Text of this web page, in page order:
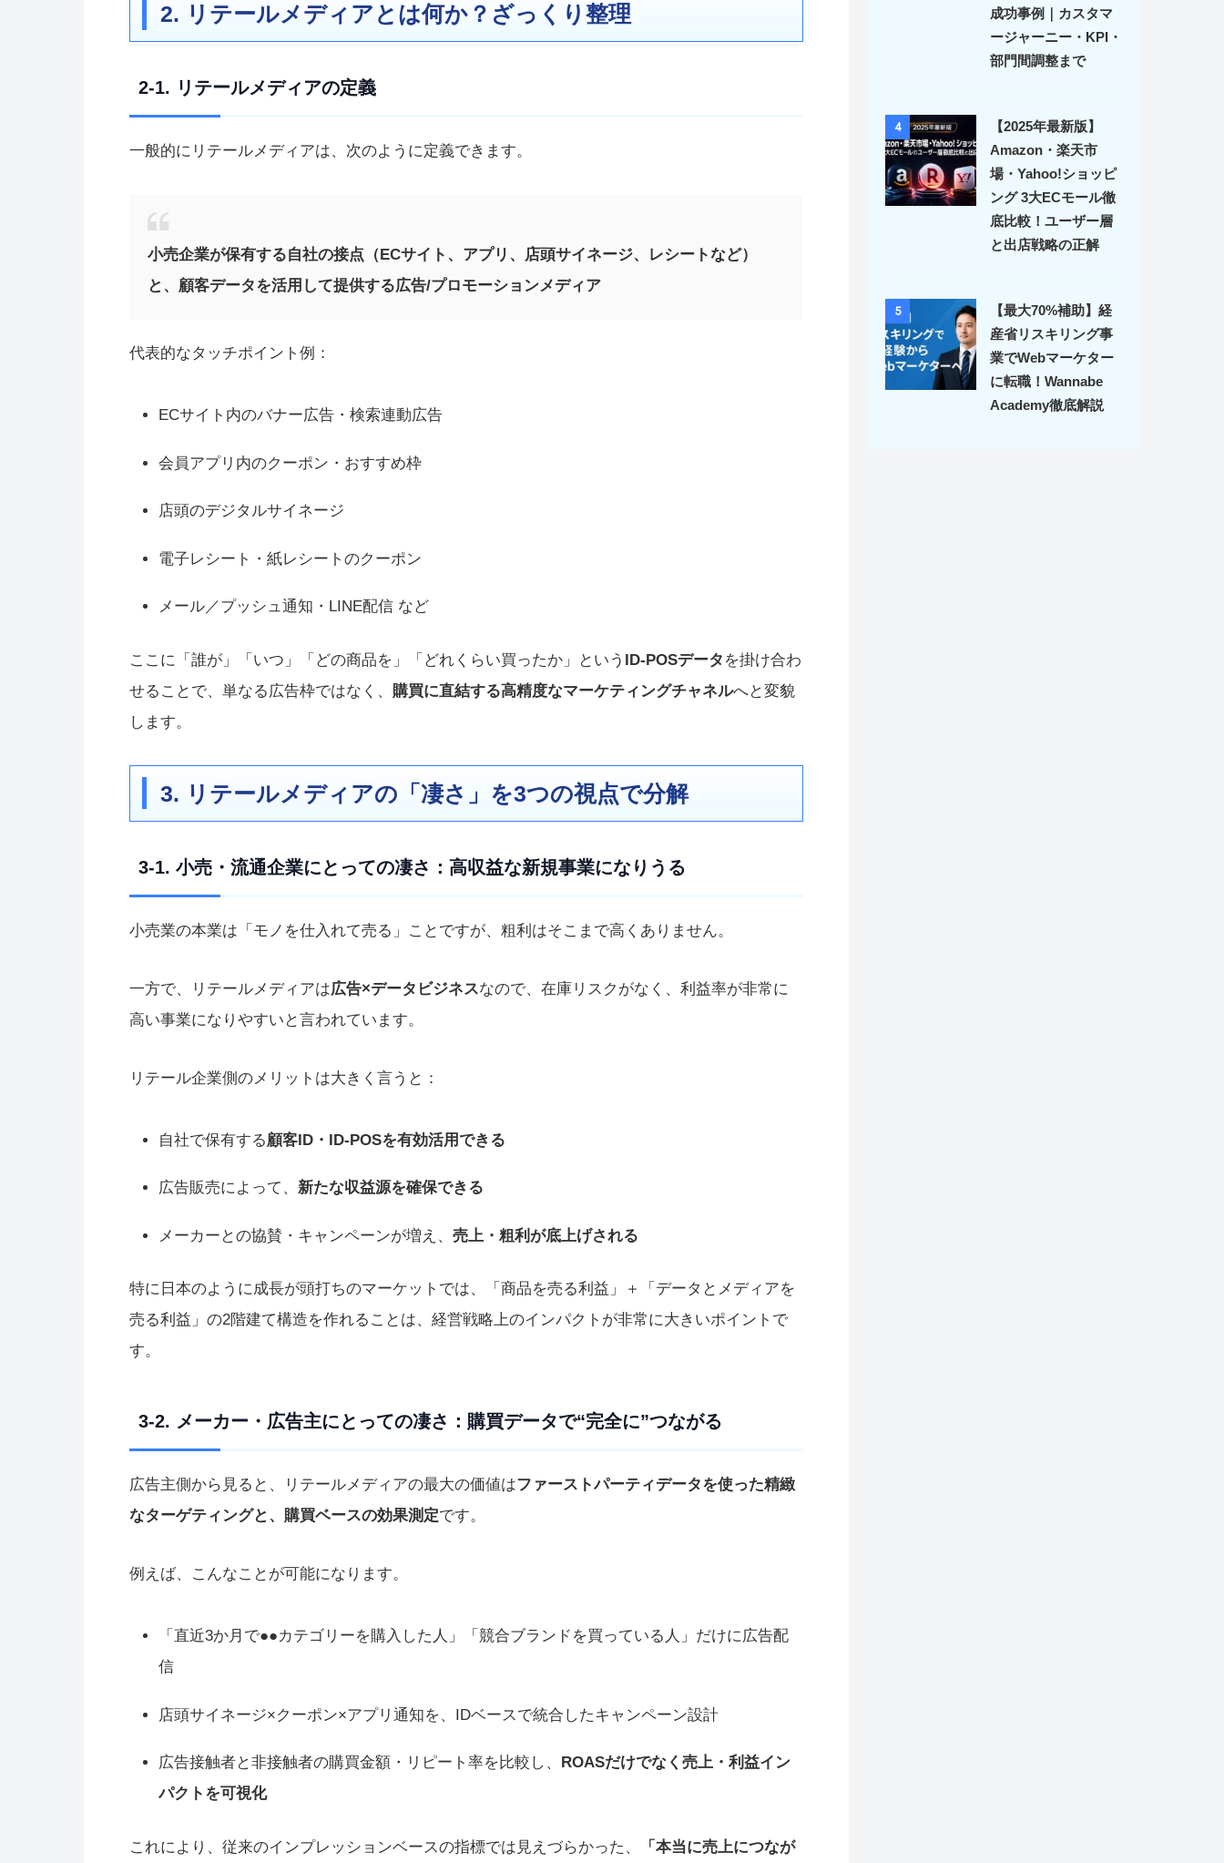
2. リテールメディアとは何か？ざっくり整理
2-1. リテールメディアの定義
一般的にリテールメディアは、次のように定義できます。
小売企業が保有する自社の接点（ECサイト、アプリ、店頭サイネージ、レシートなど）
と、顧客データを活用して提供する広告/プロモーションメディア
代表的なタッチポイント例：
ECサイト内のバナー広告・検索連動広告
会員アプリ内のクーポン・おすすめ枠
店頭のデジタルサイネージ
電子レシート・紙レシートのクーポン
メール／プッシュ通知・LINE配信 など
ここに「誰が」「いつ」「どの商品を」「どれくらい買ったか」という ID-POSデータ を掛け合わ
せることで、単なる広告枠ではなく、 購買に直結する高精度なマーケティングチャネルへと変貌
します。
3. リテールメディアの「凄さ」を3つの視点で分解
3-1. 小売・流通企業にとっての凄さ：高収益な新規事業になりうる
小売業の本業は「モノを仕入れて売る」ことですが、粗利はそこまで高くありません。
一方で、リテールメディアは広告×データビジネスなので、在庫リスクがなく、利益率が非常に
高い事業になりやすいと言われています。
リテール企業側のメリットは大きく言うと：
自社で保有する顧客ID・ID-POSを有効活用できる
広告販売によって、 新たな収益源を確保できる
メーカーとの協賛・キャンペーンが増え、 売上・粗利が底上げされる
特に日本のように成長が頭打ちのマーケットでは、「商品を売る利益」＋「データとメディアを
売る利益」の2階建て構造を作れることは、経営戦略上のインパクトが非常に大きいポイントで
す。
3-2. メーカー・広告主にとっての凄さ：購買データで“完全に”つながる
広告主側から見ると、リテールメディアの最大の価値はファーストパーティデータを使った精緻
なターゲティングと、購買ベースの効果測定です。
例えば、こんなことが可能になります。
「直近3か月で●●カテゴリーを購入した人」「競合ブランドを買っている人」だけに広告配
信
店頭サイネージ×クーポン×アプリ通知を、IDベースで統合したキャンペーン設計
広告接触者と非接触者の購買金額・リピート率を比較し、
ROASだけでなく売上・利益イン
パクトを可視化
これにより、従来のインプレッションベースの指標では見えづらかった、 「本当に売上につなが
成功事例｜カスタマ
ージャーニー・KPI・
部門間調整まで
4
【2025年最新版】
Amazon・楽天市
場・Yahoo!ショッピ
ング 3大ECモール徹
底比較！ユーザー層
と出店戦略の正解
5
【最大70%補助】経
産省リスキリング事
業でWebマーケター
に転職！Wannabe
Academy徹底解説